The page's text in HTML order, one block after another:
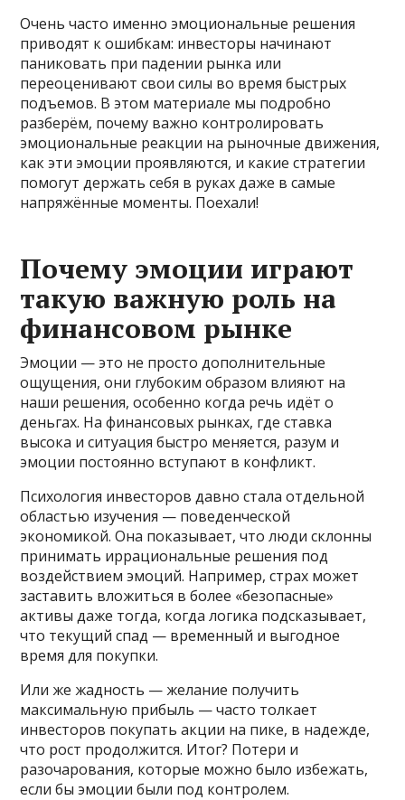
Очень часто именно эмоциональные решения
приводят к ошибкам: инвесторы начинают
паниковать при падении рынка или
переоценивают свои силы во время быстрых
подъемов. В этом материале мы подробно
разберём, почему важно контролировать
эмоциональные реакции на рыночные движения,
как эти эмоции проявляются, и какие стратегии
помогут держать себя в руках даже в самые
напряжённые моменты. Поехали!
Почему эмоции играют
такую важную роль на
финансовом рынке
Эмоции — это не просто дополнительные
ощущения, они глубоким образом влияют на
наши решения, особенно когда речь идёт о
деньгах. На финансовых рынках, где ставка
высока и ситуация быстро меняется, разум и
эмоции постоянно вступают в конфликт.
Психология инвесторов давно стала отдельной
областью изучения — поведенческой
экономикой. Она показывает, что люди склонны
принимать иррациональные решения под
воздействием эмоций. Например, страх может
заставить вложиться в более «безопасные»
активы даже тогда, когда логика подсказывает,
что текущий спад — временный и выгодное
время для покупки.
Или же жадность — желание получить
максимальную прибыль — часто толкает
инвесторов покупать акции на пике, в надежде,
что рост продолжится. Итог? Потери и
разочарования, которые можно было избежать,
если бы эмоции были под контролем.